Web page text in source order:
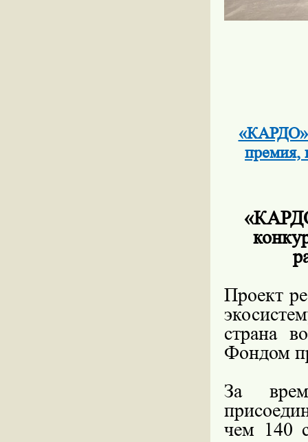
«КАРДО»
премия,
Проект
страна
Фондом
За
чем 140